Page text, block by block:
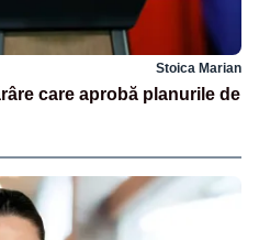
Stoica Marian
care aprobă planurile de